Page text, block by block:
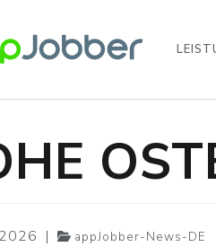
| appJobber-News-DE